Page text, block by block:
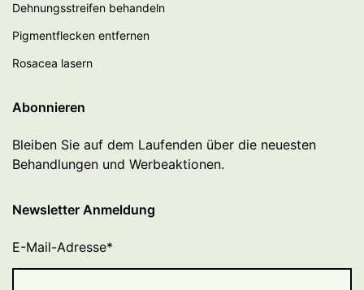
Dehnungsstreifen behandeln
Pigmentflecken entfernen
Rosacea lasern
Abonnieren
Bleiben Sie auf dem Laufenden über die neuesten
Behandlungen und Werbeaktionen.
Newsletter Anmeldung
E-Mail-Adresse*